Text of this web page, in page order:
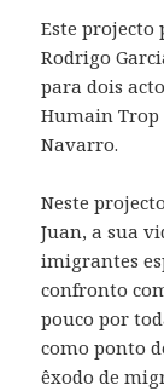
Este projecto
Rodrigo
para dois
Humain Trop
Navarro.
Neste
Juan, a sua
imigrantes
confronto
pouco por
como ponto
êxodo de